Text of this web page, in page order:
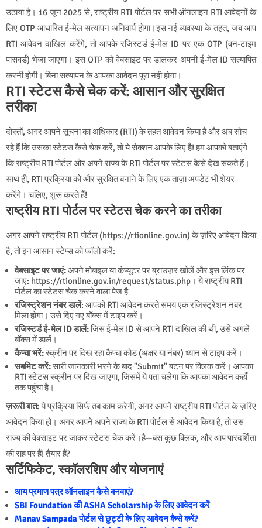
उठाया है। 16 जून 2025 से, राष्ट्रीय RTI पोर्टल पर सभी ऑनलाइन RTI आवेदनों के
लिए OTP आधारित ई-मेल सत्यापन अनिवार्य होगा।इस नई व्यवस्था के तहत, जब आप
RTI आवेदन दाखिल करेंगे, तो आपके रजिस्टर्ड ई-मेल ID पर एक OTP (वन-टाइम
पासवर्ड) भेजा जाएगा। इस OTP को वेबसाइट पर डालकर अपनी ई-मेल ID सत्यापित
करनी होगी। बिना सत्यापन के आपका आवेदन पूरा नही होगा।
RTI स्टेटस कैसे चेक करें: आसान और सुरक्षित
तरीका
दोस्तों, अगर आपने सूचना का अधिकार (RTI) के तहत आवेदन किया है और अब सोच
रहे हैं कि उसका स्टेटस कैसे चेक करें, तो ये सेक्शन आपके लिए है! हम आपको बताएंगे
कि राष्ट्रीय RTI पोर्टल और अपने राज्य के RTI पोर्टल पर स्टेटस कैसे देख सकते हैं।
साथ ही, RTI प्रक्रिया को और सुरक्षित बनाने के लिए एक ताज़ा अपडेट भी शेयर
करेंगे। चलिए, शुरू करते हैं!
राष्ट्रीय RTI पोर्टल पर स्टेटस चेक करने का तरीका
अगर आपने राष्ट्रीय RTI पोर्टल (https://rtionline.gov.in) के ज़रिए आवेदन किया
है, तो इन आसान स्टेप्स को फॉलो करें:
वेबसाइट पर जाएं:अपने मोबाइल या कंप्यूटर पर ब्राउज़र खोलें और इस लिंक पर
जाएं: https://rtionline.gov.in/request/status.php। ये राष्ट्रीय RTI
पोर्टल का स्टेटस चेक करने वाला पेज है
रजिस्ट्रेशन नंबर डालें: आपको RTI आवेदन करते समय एक रजिस्ट्रेशन नंबर
मिला होगा। उसे दिए गए बॉक्स में टाइप करें।
रजिस्टर्ड ई-मेल ID डालें:जिस ई-मेल ID से आपने RTI दाखिल की थी, उसे अगले
बॉक्स में डालें।
कैप्चा भरें:स्क्रीन पर दिख रहा कैप्चा कोड (अक्षर या नंबर) ध्यान से टाइप करें।
सबमिट करें:सारी जानकारी भरने के बाद "Submit" बटन पर क्लिक करें। आपका
RTI स्टेटस स्क्रीन पर दिख जाएगा, जिसमें ये पता चलेगा कि आपका आवेदन कहाँ
तक पहुंचा है।
ज़रूरी बात:ये प्रक्रिया सिर्फ तब काम करेगी, अगर आपने राष्ट्रीय RTI पोर्टल के ज़रिए
आवेदन किया हो। अगर आपने अपने राज्य के RTI पोर्टल से आवेदन किया है, तो उस
राज्य की वेबसाइट पर जाकर स्टेटस चेक करें।है—बस कुछ क्लिक, और आप पारदर्शिता
की राह पर हैं! तैयार हैं?
सर्टिफिकेट, स्कॉलरशिप और योजनाएं
आय प्रमाण पत्र ऑनलाइन कैसे बनवाएं?
SBI Foundation की ASHA Scholarship के लिए आवेदन करें
Manav Sampada पोर्टल से छुट्टी के लिए आवेदन कैसे करें?